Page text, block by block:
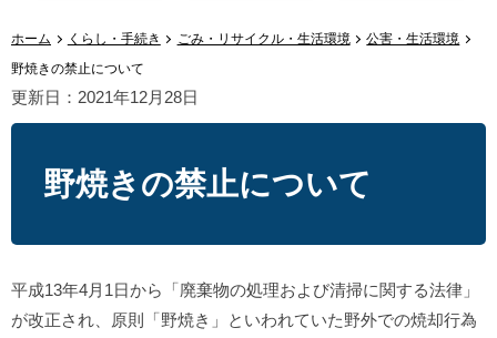
ホーム くらし・手続き ごみ・リサイクル・生活環境
公害・生活環境
野焼きの禁止について
更新日：2021年12月28日
野焼きの禁止について
平成13年4月1日から「廃棄物の処理および清掃に関する法律」
が改正され、原則「野焼き」といわれていた野外での焼却行為